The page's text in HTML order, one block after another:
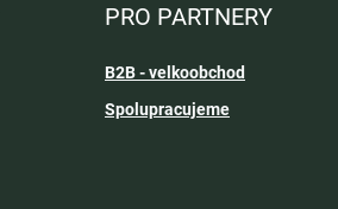
PRO PARTNERY
B2B - velkoobchod
Spolupracujeme